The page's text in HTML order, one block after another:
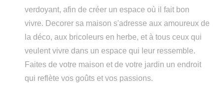
verdoyant, afin de créer un espace où il fait bon
vivre. Decorer sa maison s'adresse aux amoureux de
la déco, aux bricoleurs en herbe, et à tous ceux qui
veulent vivre dans un espace qui leur ressemble.
Faites de votre maison et de votre jardin un endroit
qui reflète vos goûts et vos passions.